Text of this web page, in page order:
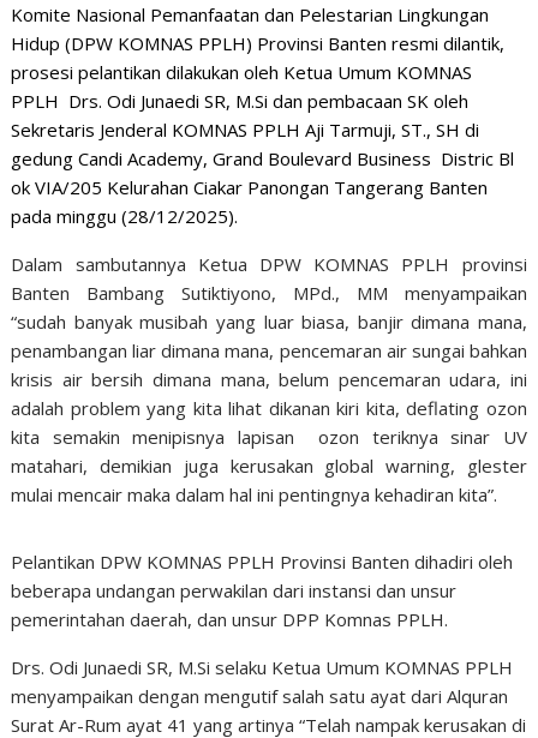
Komite Nasional Pemanfaatan dan Pelestarian Lingkungan
Hidup (DPW KOMNAS PPLH) Provinsi Banten resmi dilantik,
prosesi pelantikan dilakukan oleh Ketua Umum KOMNAS
PPLH Drs. Odi Junaedi SR, M.Si dan pembacaan SK oleh
Sekretaris Jenderal KOMNAS PPLH Aji Tarmuji, ST., SH di
gedung Candi Academy, Grand Boulevard Business Distric Bl
ok VIA/205 Kelurahan Ciakar Panongan Tangerang Banten
pada minggu (28/12/2025).
Dalam sambutannya Ketua DPW KOMNAS PPLH provinsi
Banten Bambang Sutiktiyono, MPd., MM menyampaikan
“sudah banyak musibah yang luar biasa, banjir dimana mana,
penambangan liar dimana mana, pencemaran air sungai bahkan
krisis air bersih dimana mana, belum pencemaran udara, ini
adalah problem yang kita lihat dikanan kiri kita, deflating ozon
kita semakin menipisnya lapisan ozon teriknya sinar UV
matahari, demikian juga kerusakan global warning, glester
mulai mencair maka dalam hal ini pentingnya kehadiran kita”.
Pelantikan DPW KOMNAS PPLH Provinsi Banten dihadiri oleh
beberapa undangan perwakilan dari instansi dan unsur
pemerintahan daerah, dan unsur DPP Komnas PPLH.
Drs. Odi Junaedi SR, M.Si selaku Ketua Umum KOMNAS PPLH
menyampaikan dengan mengutif salah satu ayat dari Alquran
Surat Ar-Rum ayat 41 yang artinya “Telah nampak kerusakan di